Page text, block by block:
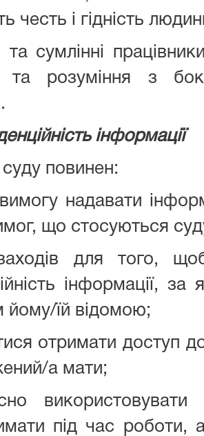
честь і гідність
та сумлінні
та розуміння з
інформації
суду повинен:
надавати
що стосуються
для того,
інформації, за
йому/їй відомою;
отримати доступ
а мати;
під час роботи,